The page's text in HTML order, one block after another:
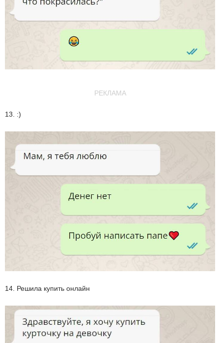
РЕКЛАМА
13. :)
14. Решила купить онлайн